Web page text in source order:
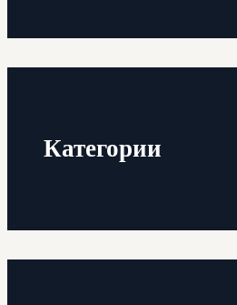
Категории